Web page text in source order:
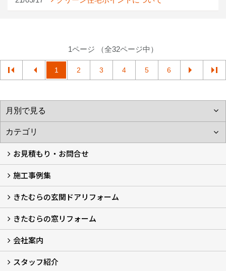
1ページ （全32ページ中）
1 2 3 4 5 6
お見積もり・お問合せ
LINEで概算見積もり
チャットで質問
問い合わせフォームから
オンライン相談
電話で相談
無料現地調査をご希望の方
施工事例集
玄関ドアリフォーム
玄関引戸リフォーム
勝手口ドアリフォーム
窓リフォーム
きたむらの玄関ドアリフォーム
玄関ドアリフォームについて
リシェントについて (23)
・玄関ドアバリエーション (52)
・玄関引戸バリエーション (44)
・勝手口ドアバリエーション (11)
安心の自社施工
無料点検
保証について
価格について
概算見積について (2)
きたむらの窓リフォーム
窓リフォームについて (5)
・内窓設置-LIXILインプラス
・内窓設置-AGCまどまど
・窓交換
・エコガラス交換
・防犯・防災ガラス交換
会社案内
会社概要 (2)
ブログ
アクセス
施工エリア
施工までの流れ
SNSインフォメーション
チャット機能
オンライン打合わせ
補助金について (2)
スタッフ紹介